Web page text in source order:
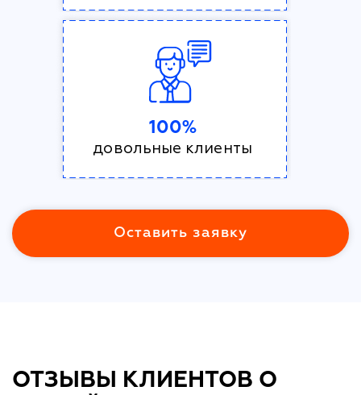
100%
довольные клиенты
Оставить заявку
ОТЗЫВЫ КЛИЕНТОВ О